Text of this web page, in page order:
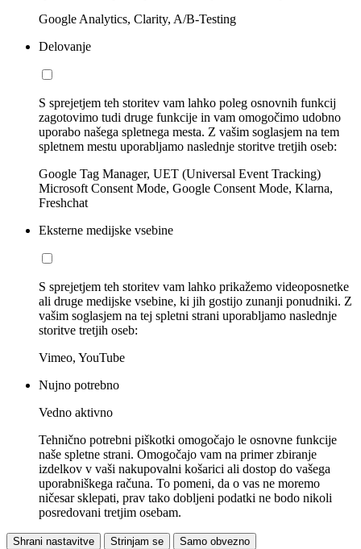
Google Analytics, Clarity, A/B-Testing
Delovanje
S sprejetjem teh storitev vam lahko poleg osnovnih funkcij
zagotovimo tudi druge funkcije in vam omogočimo udobno
uporabo našega spletnega mesta. Z vašim soglasjem na tem
spletnem mestu uporabljamo naslednje storitve tretjih oseb:
Google Tag Manager, UET (Universal Event Tracking)
Microsoft Consent Mode, Google Consent Mode, Klarna,
Freshchat
Eksterne medijske vsebine
S sprejetjem teh storitev vam lahko prikažemo videoposnetke
ali druge medijske vsebine, ki jih gostijo zunanji ponudniki. Z
vašim soglasjem na tej spletni strani uporabljamo naslednje
storitve tretjih oseb:
Vimeo, YouTube
Nujno potrebno
Vedno aktivno
Tehnično potrebni piškotki omogočajo le osnovne funkcije
naše spletne strani. Omogočajo vam na primer zbiranje
izdelkov v vaši nakupovalni košarici ali dostop do vašega
uporabniškega računa. To pomeni, da o vas ne moremo
ničesar sklepati, prav tako dobljeni podatki ne bodo nikoli
posredovani tretjim osebam.
Shrani nastavitve Strinjam se Samo obvezno